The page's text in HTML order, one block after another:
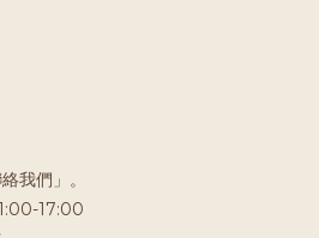
我們」。
17:00